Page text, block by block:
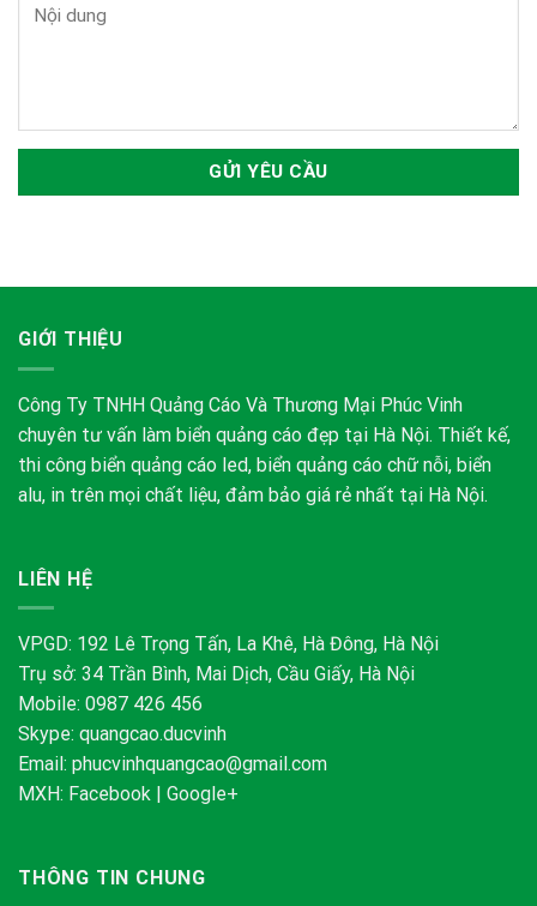
GIỚI THIỆU
Công Ty TNHH Quảng Cáo Và Thương Mại Phúc Vinh
chuyên tư vấn làm biển quảng cáo đẹp tại Hà Nội. Thiết kế,
thi công biển quảng cáo led, biển quảng cáo chữ nỗi, biển
alu, in trên mọi chất liệu, đảm bảo giá rẻ nhất tại Hà Nội.
LIÊN HỆ
VPGD: 192 Lê Trọng Tấn, La Khê, Hà Đông, Hà Nội
Trụ sở: 34 Trần Bình, Mai Dịch, Cầu Giấy, Hà Nội
Mobile: 0987 426 456
Skype: quangcao.ducvinh
Email: phucvinhquangcao@gmail.com
MXH: Facebook Google+
THÔNG TIN CHUNG